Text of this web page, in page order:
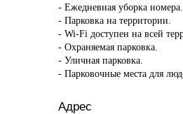
- Ежедневная уборка номера.
- Парковка на территории.
- Wi-Fi доступен на всей
- Охраняемая парковка.
- Уличная парковка.
- Парковочные места для
Адрес